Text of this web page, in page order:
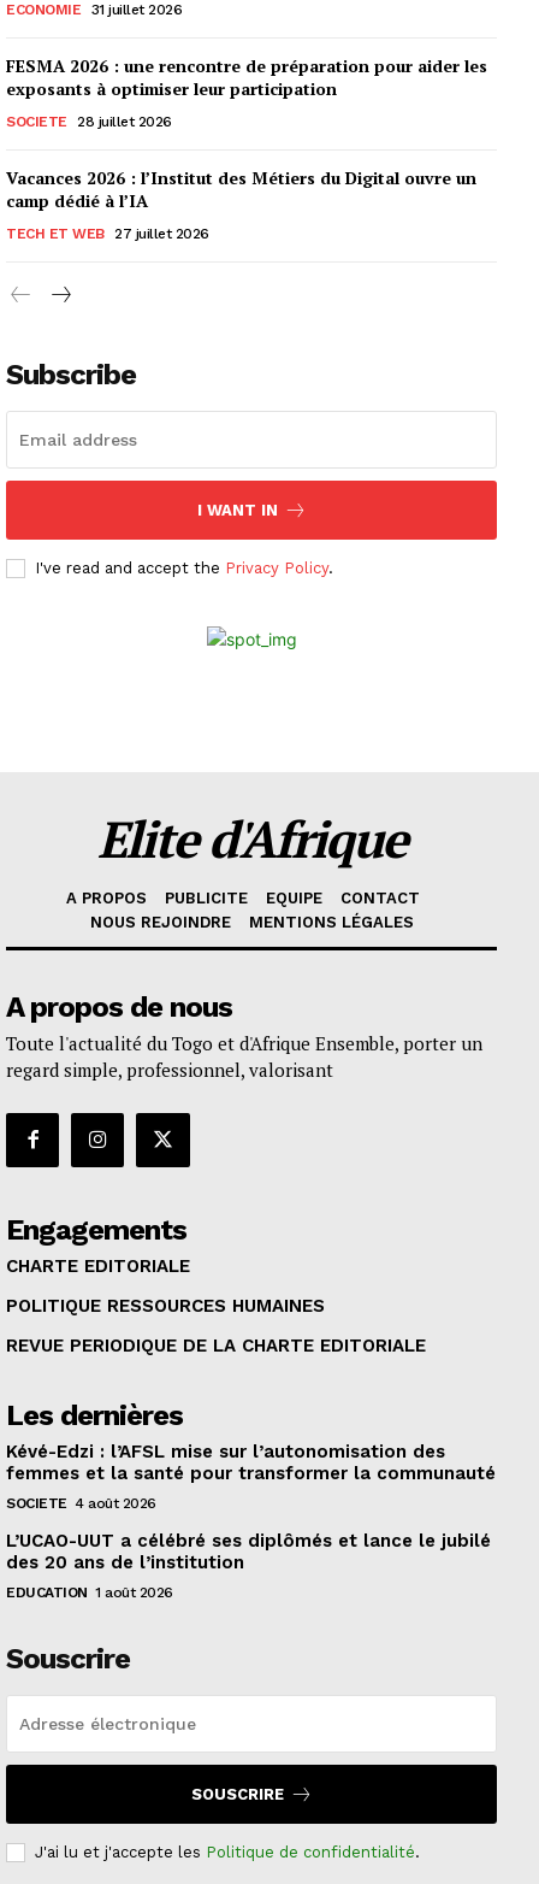
ECONOMIE 31 juillet 2026
FESMA 2026 : une rencontre de préparation pour aider les
exposants à optimiser leur participation
SOCIETE 28 juillet 2026
Vacances 2026 : l’Institut des Métiers du Digital ouvre un
camp dédié à l’IA
TECH ET WEB 27 juillet 2026
Subscribe
I WANT IN
I've read and accept the Privacy Policy.
Elite d'Afrique
A PROPOS PUBLICITE EQUIPE
CONTACT
NOUS REJOINDRE
MENTIONS LÉGALES
A propos de nous
Toute l'actualité du Togo et d'Afrique Ensemble, porter un
regard simple, professionnel, valorisant
Engagements
CHARTE EDITORIALE
POLITIQUE RESSOURCES HUMAINES
REVUE PERIODIQUE DE LA CHARTE EDITORIALE
Les dernières
Kévé-Edzi : l’AFSL mise sur l’autonomisation des
femmes et la santé pour transformer la communauté
SOCIETE 4 août 2026
L’UCAO-UUT a célébré ses diplômés et lance le jubilé
des 20 ans de l’institution
EDUCATION 1 août 2026
Souscrire
SOUSCRIRE
J'ai lu et j'accepte les Politique de confidentialité.